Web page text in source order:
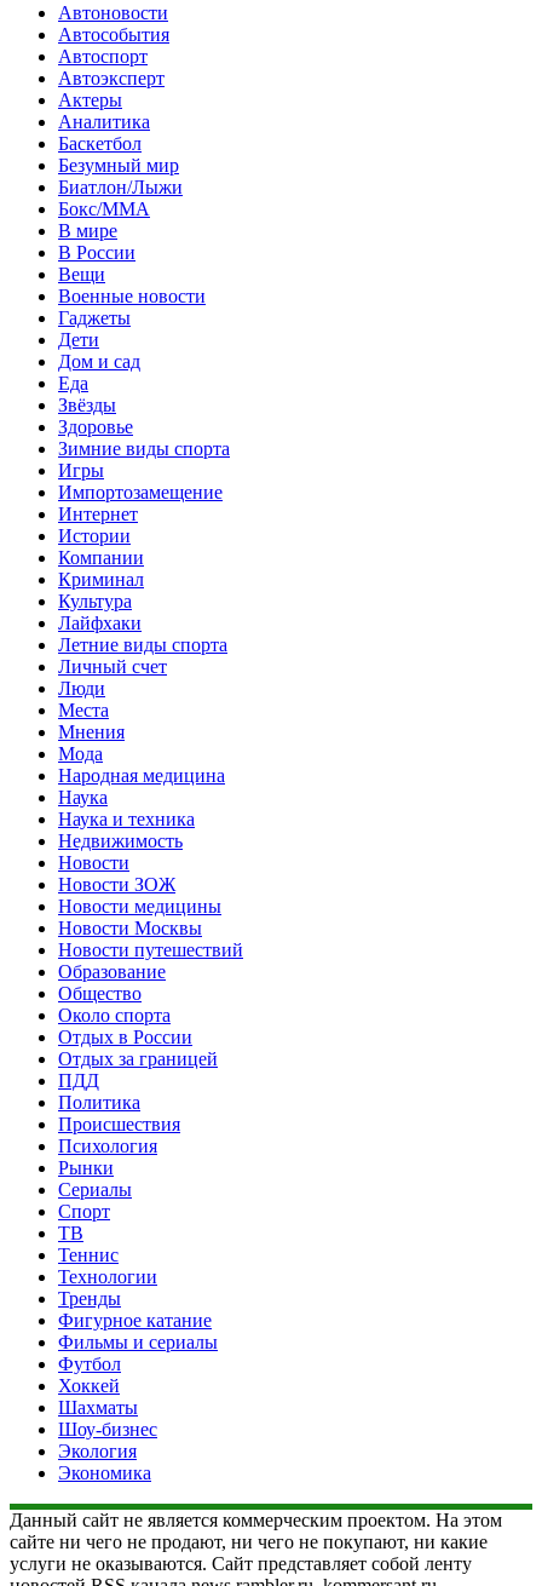
Автоновости
Автособытия
Автоспорт
Автоэксперт
Актеры
Аналитика
Баскетбол
Безумный мир
Биатлон/Лыжи
Бокс/MMA
В мире
В России
Вещи
Военные новости
Гаджеты
Дети
Дом и сад
Еда
Звёзды
Здоровье
Зимние виды спорта
Игры
Импортозамещение
Интернет
Истории
Компании
Криминал
Культура
Лайфхаки
Летние виды спорта
Личный счет
Люди
Места
Мнения
Мода
Народная медицина
Наука
Наука и техника
Недвижимость
Новости
Новости ЗОЖ
Новости медицины
Новости Москвы
Новости путешествий
Образование
Общество
Около спорта
Отдых в России
Отдых за границей
ПДД
Политика
Происшествия
Психология
Рынки
Сериалы
Спорт
ТВ
Теннис
Технологии
Тренды
Фигурное катание
Фильмы и сериалы
Футбол
Хоккей
Шахматы
Шоу-бизнес
Экология
Экономика
Данный сайт не является коммерческим проектом. На этом
сайте ни чего не продают, ни чего не покупают, ни какие
услуги не оказываются. Сайт представляет собой ленту